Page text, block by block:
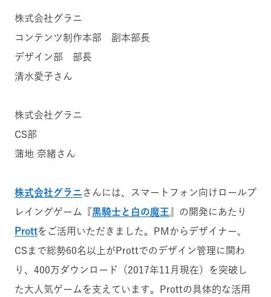
株式会社グラニ
コンテンツ制作本部 副本部長
デザイン部 部長
清水愛子さん
株式会社グラニ
CS部
蒲地 奈緒さん
株式会社グラニ さんには、スマートフォン向けロールプ
レイングゲーム『黒騎士と白の魔王 』の開発にあたり
Prottをご活用いただきました。PMからデザイナー、
CSまで総勢60名以上がProttでのデザイン管理に関わ
り、400万ダウンロード（2017年11月現在）を突破し
た大人気ゲームを支えています。Prottの具体的な活用